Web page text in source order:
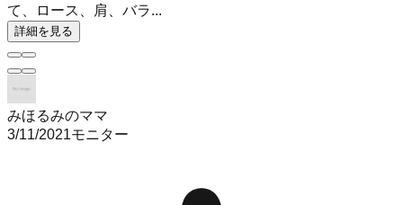
て、ロース、肩、バラ...
詳細を見る
みほるみのママ
3/11/2021モニター